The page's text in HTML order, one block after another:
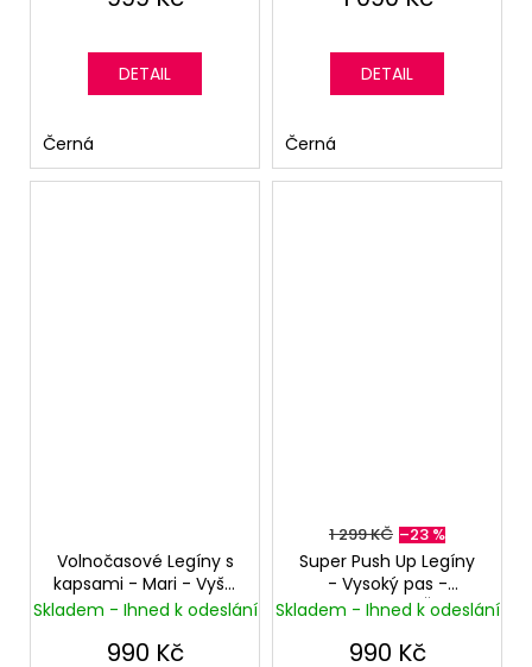
DETAIL
Černá
DETAIL
Černá
Volnočasové Legíny s
kapsami - Mari - Vyšší
pas - Superskinny -
zateplené)
Skladem - Ihned k odeslání
990 Kč
1 299 KČ –23 %
Super Push Up Legíny
- Vysoký pas -
Superskinny - Černé
Skladem - Ihned k odeslání
990 Kč